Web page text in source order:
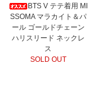
BTS V テテ着用 MI
SSOMA マラカイト＆パ
ール ゴールドチェーン
ハリスリード ネックレ
ス
SOLD OUT